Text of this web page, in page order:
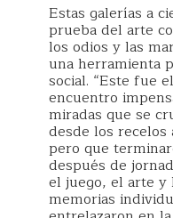
Estas galerías a
prueba del arte
los odios y las
una herramienta
social. “Este fue
encuentro
miradas que se
desde los
pero que
después de
el juego, el arte y
memorias